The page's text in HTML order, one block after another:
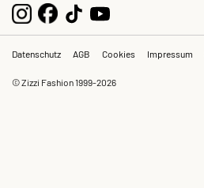
Datenschutz AGB Cookies Impressum
© Zizzi Fashion 1999-2026